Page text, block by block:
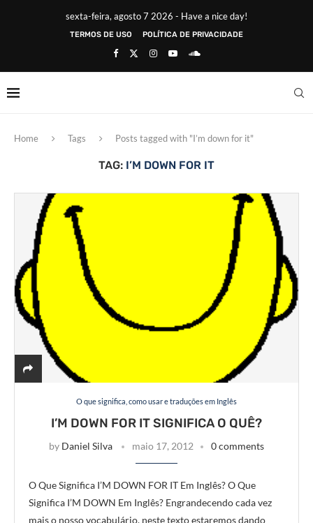
sexta-feira, agosto 7 2026 - Have a nice day!
TERMOS DE USO POLÍTICA DE PRIVACIDADE
Home Tags Posts tagged with "I’m down for it"
TAG: I’M DOWN FOR IT
O que significa, como usar e traduções em Inglês
I’M DOWN FOR IT SIGNIFICA O QUÊ?
by Daniel Silva maio 17, 2012 0 comments
O Que Significa I’M DOWN FOR IT Em Inglês? O Que
Significa I’M DOWN Em Inglês? Engrandecendo cada vez
mais o nosso vocabulário, neste texto estaremos dando